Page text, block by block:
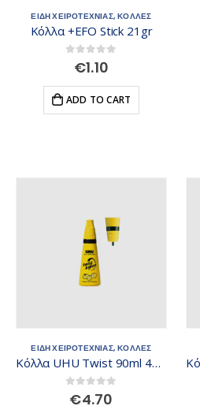
ΕΙΔΗ ΧΕΙΡΟΤΕΧΝΙΑΣ,ΚΟΛΛΕΣ
Κόλλα +EFO Stick 21gr
out of 5
€1.10
ADD TO CART
ΕΙΔΗ ΧΕΙΡΟΤΕΧΝΙΑΣ,ΚΟΛΛΕΣ
Κόλλα UHU Twist 90ml 442960
out of 5
€4.70